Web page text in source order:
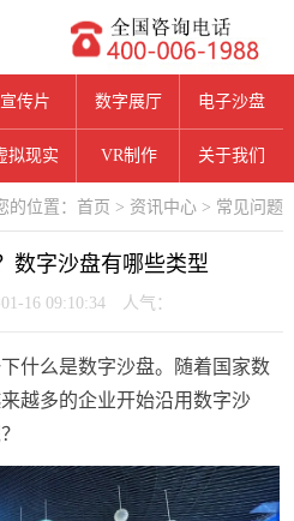
宣传片 数字展厅 电子沙盘
拟现实 VR制作 关于我们
的位置： 首页 > 资讯中心 > 常见问题
数字沙盘有哪些类型
16 09:10:34 人气：
什么是数字沙盘。随着国家数
越多的企业开始沿用数字沙